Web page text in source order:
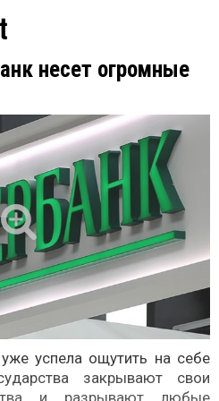
несет огромные
успела ощутить на себе
закрывают свои
и разрывают любые